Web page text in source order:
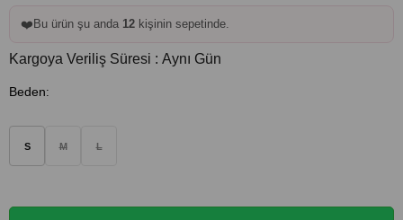
❤️ Bu ürün şu anda 12 kişinin sepetinde.
Kargoya Veriliş Süresi : Aynı Gün
Beden:
S M L